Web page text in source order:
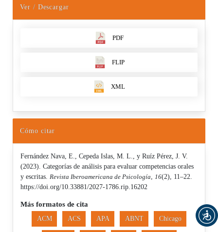
Ver / Descargar
PDF
FLIP
XML
Cómo citar
Fernández Nava, E., Cepeda Islas, M. L., y Ruíz Pérez, J. V.
(2023). Categorías de análisis para evaluar competencias orales
y escritas. Revista Iberoamericana de Psicología 16(2), 11–22.
https://doi.org/10.33881/2027-1786.rip.16202
Más formatos de cita
ACM ACS APA ABNT Chicago